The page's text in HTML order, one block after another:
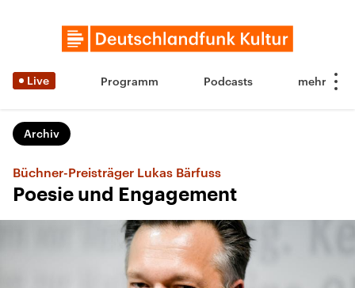
Live Programm Podcasts
Archiv
Büchner-Preisträger Lukas Bärfuss
Poesie und Engagement